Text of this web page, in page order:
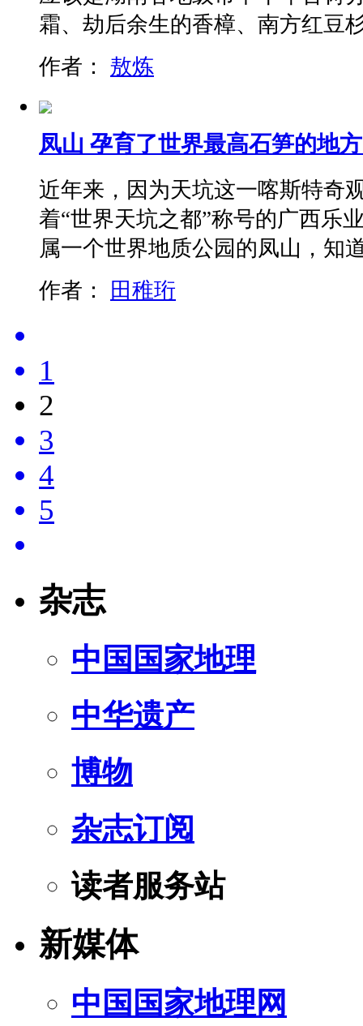
霜、劫后余生的香樟、南方红
作者： 敖炼
凤山 孕育了世界最高石笋的地
近年来，因为天坑这一喀斯特奇
着“世界天坑之都”称号的广西乐
属一个世界地质公园的凤山，
作者：
田稚珩
1
2
3
4
5
杂志
中国国家地理
中华遗产
博物
杂志订阅
读者服务站
新媒体
中国国家地理网